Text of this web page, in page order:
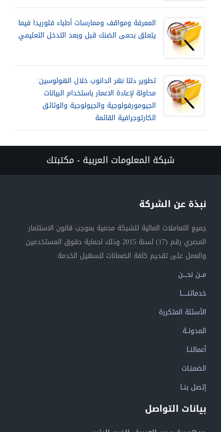
المعرفة ومواقف وممارسات أطباء فلوريدا فيما
يتعلق بحمى الضنك قبل وبعد التدخل التعليمي
تطوير دلتا نهر الدانوب خلال الهولوسين:
محاولة لإعادة الاعمار باستخدام البيانات
الجيومورفولوجية والجيولوجية والوثائق
الكارتوجرافية القائمة
شبكة المعلومات العربية - مكتبتك
نبذة عن الشركة
جميع التعاملات المالية للشبكة محمية بموجب قانون الاستثمار
المصري رقم (17) لسنة 2015 وذلك لحماية حقوق المستخدمين
والعمل على تقديم كافة الضمانات لتسهيل الخدمة.
مــن نحــــن
خدماتنــــــا
الأسئلة المتكررة
المدونــة
أعمالنــا
الضمنـات
إتصل بنــا
بيانات التواصل